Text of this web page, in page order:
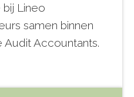
Lineo
samen binnen
Accountants.